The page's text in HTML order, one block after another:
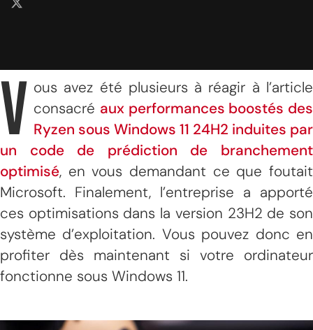
V ous avez été plusieurs à réagir à l’article
consacré aux performances boostés des
Ryzen sous Windows 11 24H2 induites par
un code de prédiction de branchement
optimisé, en vous demandant ce que foutait
Microsoft. Finalement, l’entreprise a apporté
ces optimisations dans la version 23H2 de son
système d’exploitation. Vous pouvez donc en
profiter dès maintenant si votre ordinateur
fonctionne sous Windows 11.